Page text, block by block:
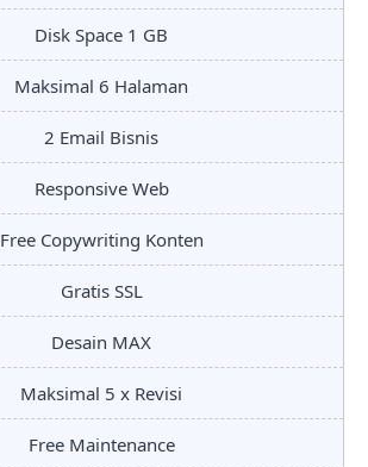
Disk Space 1 GB
Maksimal 6 Halaman
2 Email Bisnis
Responsive Web
Free Copywriting Konten
Gratis SSL
Desain MAX
Maksimal 5 x Revisi
Free Maintenance